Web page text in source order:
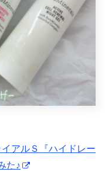
アルＳ『ハイドレー
た♪